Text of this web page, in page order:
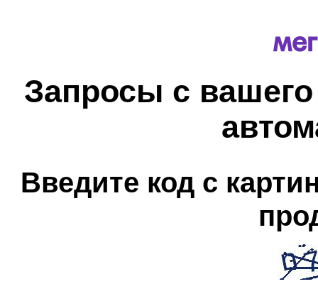
Запросы с
Введите код с